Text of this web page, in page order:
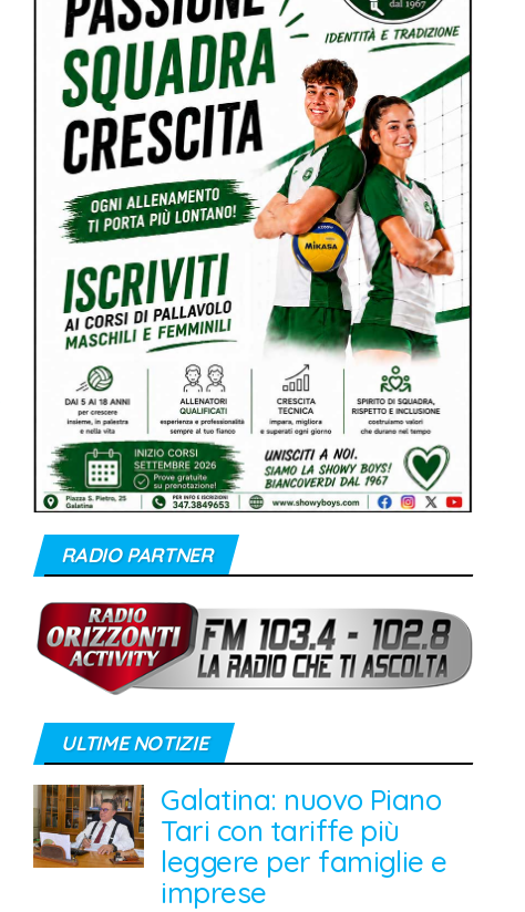
RADIO PARTNER
ULTIME NOTIZIE
Galatina: nuovo Piano
Tari con tariffe più
leggere per famiglie e
imprese